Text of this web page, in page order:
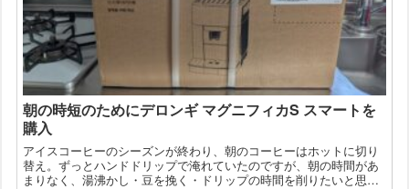
朝の時短のためにデロンギ マグニフィカS スマートを
購入
アイスコーヒーのシーズンが終わり、朝のコーヒーはホットに切り
替え。ずっとハンドドリップで淹れていたのですが、朝の時間があ
まりなく、湯沸かし・豆を挽く・ドリップの時間を削りたいと思う